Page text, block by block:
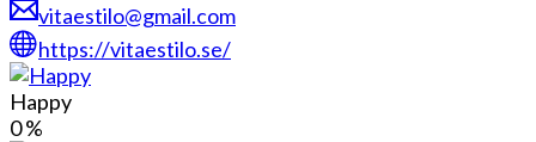
vitaestilo@gmail.com
https://vitaestilo.se/
Happy
0%